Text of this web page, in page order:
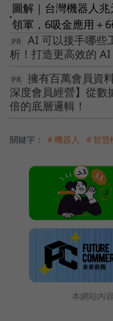
●
圖解｜台灣機器人
領軍，6吸金應用＋
AI 可以接手哪些
析！打造更高效的 AI
擁有百萬會員資
深度會員經營】從數
倍的底層邏輯！
關鍵字： ＃機器人 ＃智慧
本網站內